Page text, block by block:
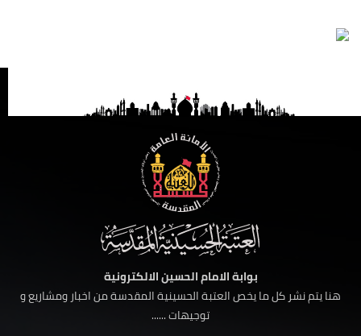
بوابة الامام الحسين الالكترونية
هنا يتم نشر كل ما يخص العتبة الحسينية المقدسة من اخبار ومشاريع و
توجيهات ......